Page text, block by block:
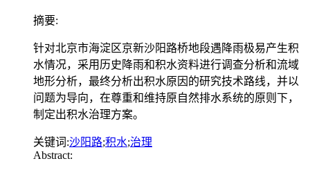
摘要:
针对北京市海淀区京新沙阳路桥地段遇降雨极易产生积
水情况，采用历史降雨和积水资料进行调查分析和流域
地形分析，最终分析出积水原因的研究技术路线，并以
问题为导向，在尊重和维持原自然排水系统的原则下，
制定出积水治理方案。
关键词:沙阳路;积水;治理
Abstract: